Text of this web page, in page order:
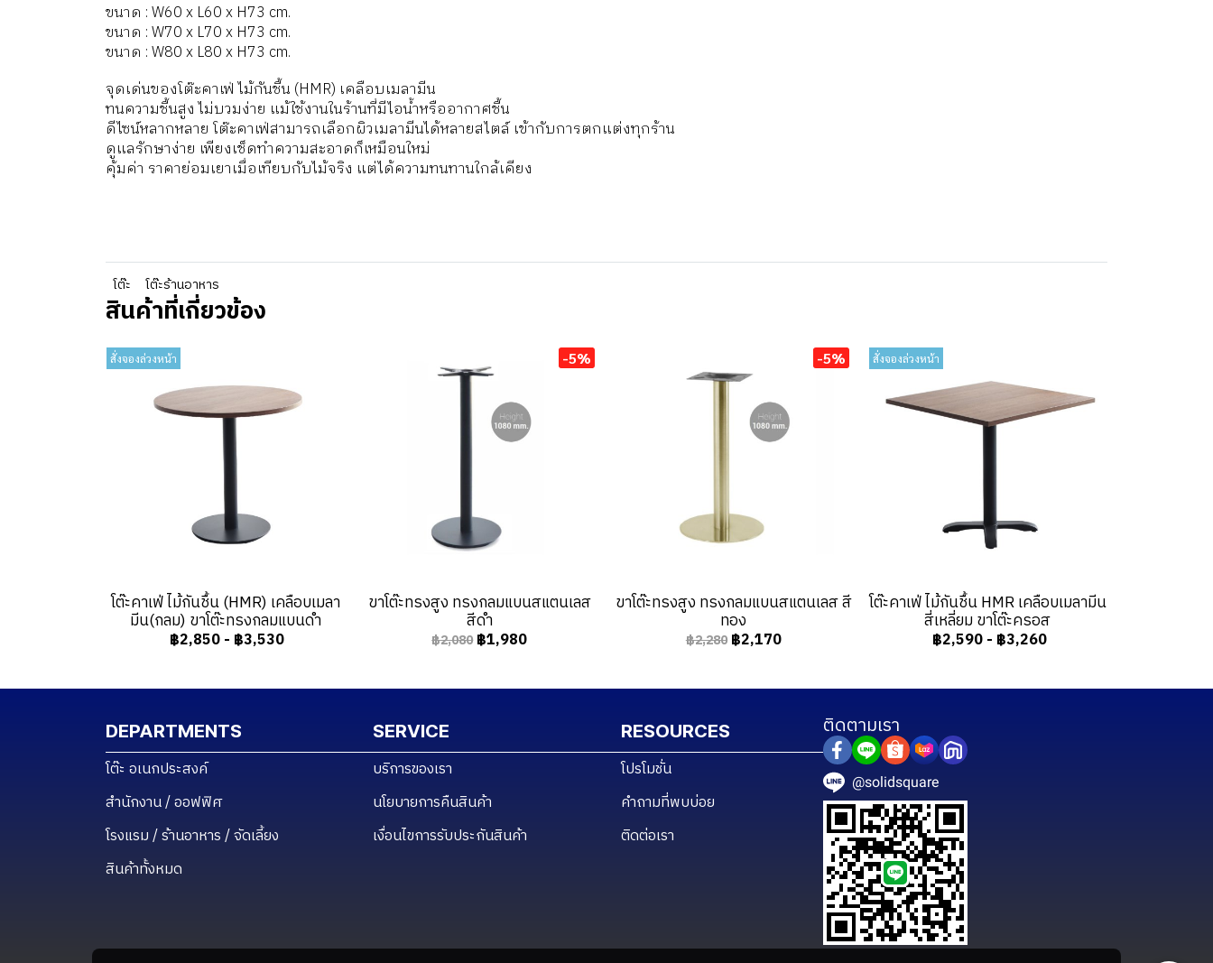
ขนาด : W60 x L60 x H73 cm.
ขนาด : W70 x L70 x H73 cm.
ขนาด : W80 x L80 x H73 cm.
จุดเด่นของโต๊ะคาเฟ่ ไม้กันชื้น (HMR) เคลือบเมลามีน
ทนความชื้นสูง ไม่บวมง่าย แม้ใช้งานในร้านที่มีไอน้ำหรืออากาศชื้น
ดีไซน์หลากหลาย โต๊ะคาเฟ่สามารถเลือกผิวเมลามีนได้หลายสไตล์ เข้ากับการตกแต่งทุกร้าน
ดูแลรักษาง่าย เพียงเช็ดทำความสะอาดก็เหมือนใหม่
คุ้มค่า ราคาย่อมเยาเมื่อเทียบกับไม้จริง แต่ได้ความทนทานใกล้เคียง
โต๊ะ โต๊ะร้านอาหาร
สินค้าที่เกี่ยวข้อง
สั่งจองล่วงหน้า
โต๊ะคาเฟ่ ไม้กันชื้น (HMR) เคลือบเมลา
มีน(กลม) ขาโต๊ะทรงกลมแบนดำ
฿2,850- ฿3,530
-5%
ขาโต๊ะทรงสูง ทรงกลมแบนสแตนเลส
สีดำ
฿2,080 ฿1,980
-5%
ขาโต๊ะทรงสูง ทรงกลมแบนสแตนเลส สี
ทอง
฿2,280 ฿2,170
สั่งจองล่วงหน้า
โต๊ะคาเฟ่ ไม้กันชื้น HMR เคลือบเมลามีน
สี่เหลี่ยม ขาโต๊ะครอส
฿2,590- ฿3,260
DEPARTMENTS
โต๊ะ อเนกประสงค์
สำนักงาน / ออฟฟิศ
โรงแรม / ร้านอาหาร / จัดเลี้ยง
สินค้าทั้งหมด
SERVICE
บริการของเรา
นโยบายการคืนสินค้า
เงื่อนไขการรับประกันสินค้า
RESOURCES
โปรโมชั่น
คำถามที่พบบ่อย
ติดต่อเรา
ติดตามเรา
@solidsquare